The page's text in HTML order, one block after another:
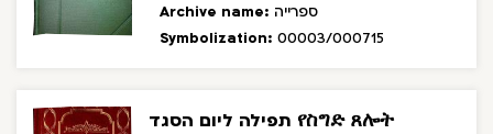
Archive name: ספרייה
Symbolization: 00003/000715
תפילה ליום הסגד የስግድ ጸሎት